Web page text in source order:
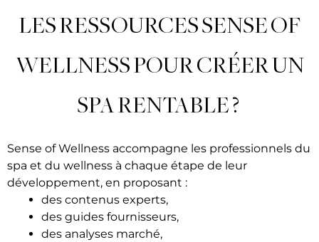
LES RESSOURCES SENSE OF
WELLNESS POUR CRÉER UN
SPA RENTABLE ?
Sense of Wellness accompagne les professionnels du
spa et du wellness à chaque étape de leur
développement, en proposant :
des contenus experts,
des guides fournisseurs,
des analyses marché,